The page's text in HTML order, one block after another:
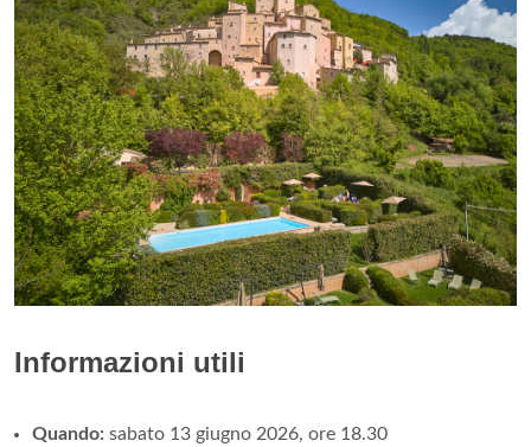
Informazioni utili
Quando: sabato 13 giugno 2026, ore 18.30